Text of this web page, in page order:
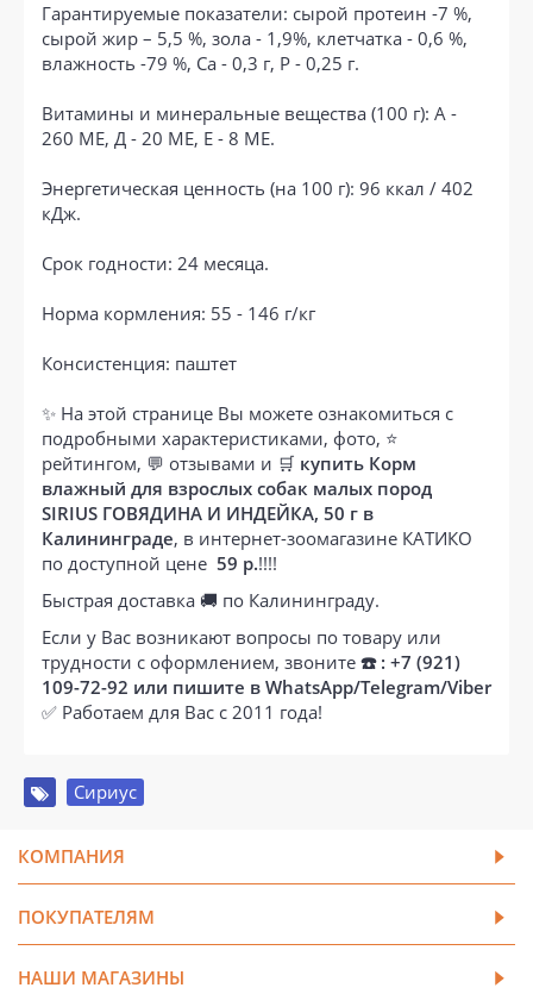
Гарантируемые показатели: сырой протеин -7 %,
сырой жир – 5,5 %, зола - 1,9%, клетчатка - 0,6 %,
влажность -79 %, Са - 0,3 г, Р - 0,25 г.
Витамины и минеральные вещества (100 г): А -
260 МЕ, Д - 20 МЕ, Е - 8 МЕ.
Энергетическая ценность (на 100 г): 96 ккал / 402
кДж.
Срок годности: 24 месяца.
Норма кормления: 55 - 146 г/кг
Консистенция: паштет
✨ На этой странице Вы можете ознакомиться с
подробными характеристиками, фото, ⭐
рейтингом, 💬 отзывами и 🛒 купить Корм
влажный для взрослых собак малых пород
SIRIUS ГОВЯДИНА И ИНДЕЙКА, 50 г в
Калининграде, в интернет-зоомагазине КАТИКО
по доступной цене 59 р.!!!!
Быстрая доставка 🚚 по Калининграду.
Если у Вас возникают вопросы по товару или
трудности с оформлением, звоните ☎️ : +7 (921)
109-72-92 или пишите в WhatsApp/Telegram/Viber
✅ Работаем для Вас с 2011 года!
Сириус
КОМПАНИЯ
ПОКУПАТЕЛЯМ
НАШИ МАГАЗИНЫ